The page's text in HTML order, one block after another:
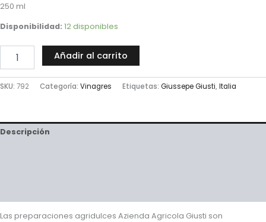
250 ml
Disponibilidad: 12 disponibles
Añadir al carrito
SKU: 792 Categoría: Vinagres Etiquetas: Giussepe Giusti, Italia
Descripción
Las preparaciones agridulces Azienda Agricola Giusti son